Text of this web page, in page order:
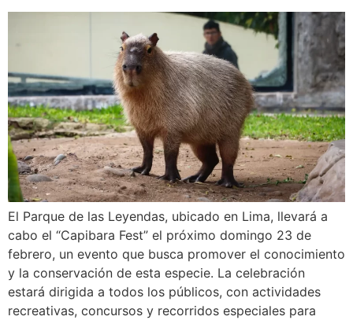
El Parque de las Leyendas, ubicado en Lima, llevará a
cabo el “Capibara Fest” el próximo domingo 23 de
febrero, un evento que busca promover el conocimiento
y la conservación de esta especie. La celebración
estará dirigida a todos los públicos, con actividades
recreativas, concursos y recorridos especiales para